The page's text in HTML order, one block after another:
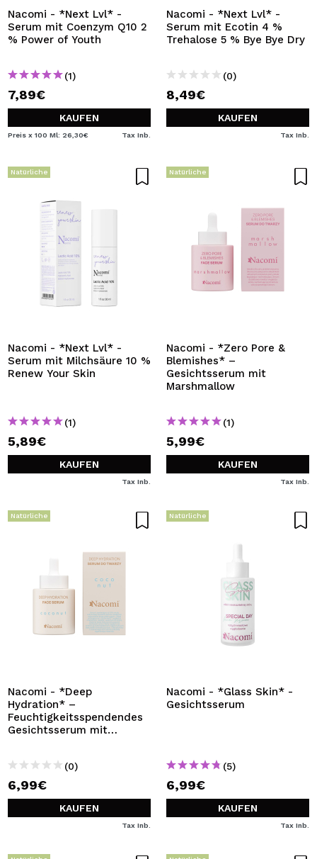
Nacomi - *Next Lvl* -
Serum mit Coenzym Q10 2
% Power of Youth
(1)
7,89€
KAUFEN
Preis x 100 Ml: 26,30€ Tax Inb.
Nacomi - *Next Lvl* -
Serum mit Ecotin 4 %
Trehalose 5 % Bye Bye Dry
(0)
8,49€
KAUFEN
Tax Inb.
Natürliche
Nacomi - *Next Lvl* -
Serum mit Milchsäure 10 %
Renew Your Skin
(1)
5,89€
KAUFEN
Tax Inb.
Natürliche
Nacomi - *Zero Pore &
Blemishes* –
Gesichtsserum mit
Marshmallow
(1)
5,99€
KAUFEN
Tax Inb.
Natürliche
Nacomi - *Deep
Hydration* –
Feuchtigkeitsspendendes
Gesichtsserum mit
(0)
6,99€
KAUFEN
Tax Inb.
Natürliche
Nacomi - *Glass Skin* -
Gesichtsserum
(5)
6,99€
KAUFEN
Tax Inb.